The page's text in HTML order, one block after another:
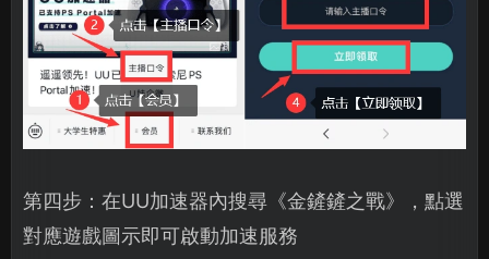
第四步：在UU加速器內搜尋《金鏟鏟之戰》，點選
對應遊戲圖示即可啟動加速服務